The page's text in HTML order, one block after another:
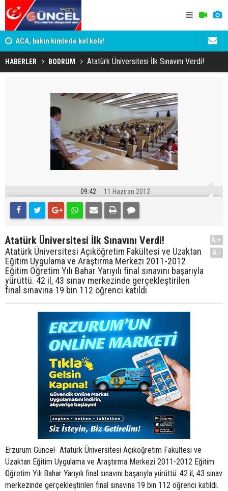
ACA, bakın kimlerle kol kola!
HABERLER BODRUM Atatürk Üniversitesi İlk Sınavını Verdi!
09:42 11 Haziran 2012
Atatürk Üniversitesi İlk Sınavını Verdi!
Atatürk Üniversitesi Açıköğretim Fakültesi ve Uzaktan
Eğitim Uygulama ve Araştırma Merkezi 2011-2012
Eğitim Öğretim Yılı Bahar Yarıyılı final sınavını başarıyla
yürüttü. 42 il, 43 sınav merkezinde gerçekleştirilen
final sınavına 19 bin 112 öğrenci katıldı
A+
A-
Erzurum Güncel- Atatürk Üniversitesi Açıköğretim Fakültesi ve
Uzaktan Eğitim Uygulama ve Araştırma Merkezi 2011-2012 Eğitim
Öğretim Yılı Bahar Yarıyılı final sınavını başarıyla yürüttü. 42 il, 43 sınav
merkezinde gerçekleştirilen final sınavına 19 bin 112 öğrenci katıldı.